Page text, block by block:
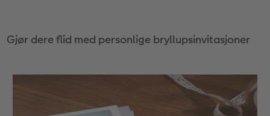
Minnelomme
hexxas
Gratis bildelagring
Inspirasjon
Menykort
Gjør dere flid med personlige bryllupsinvitasjoner